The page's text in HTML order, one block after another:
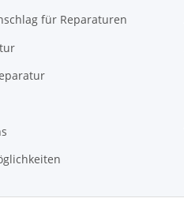
für Reparaturen